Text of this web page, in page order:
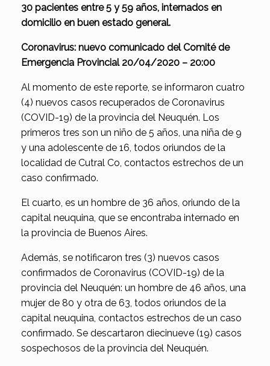
30 pacientes entre 5 y 59 años, internados en
domicilio en buen estado general.
Coronavirus: nuevo comunicado del Comité de
Emergencia Provincial 20/04/2020 – 20:00
Al momento de este reporte, se informaron cuatro
(4) nuevos casos recuperados de Coronavirus
(COVID-19) de la provincia del Neuquén. Los
primeros tres son un niño de 5 años, una niña de 9
y una adolescente de 16, todos oriundos de la
localidad de Cutral Co, contactos estrechos de un
caso confirmado.
El cuarto, es un hombre de 36 años, oriundo de la
capital neuquina, que se encontraba internado en
la provincia de Buenos Aires.
Además, se notificaron tres (3) nuevos casos
confirmados de Coronavirus (COVID-19) de la
provincia del Neuquén: un hombre de 46 años, una
mujer de 80 y otra de 63, todos oriundos de la
capital neuquina, contactos estrechos de un caso
confirmado. Se descartaron diecinueve (19) casos
sospechosos de la provincia del Neuquén.